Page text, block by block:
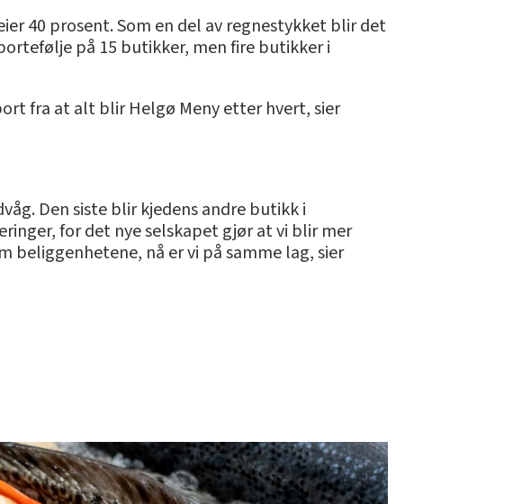
40 prosent. Som en del av regnestykket blir det
på 15 butikker, men fire butikker i
fra at alt blir Helgø Meny etter hvert, sier
Den siste blir kjedens andre butikk i
for det nye selskapet gjør at vi blir mer
beliggenhetene, nå er vi på samme lag, sier